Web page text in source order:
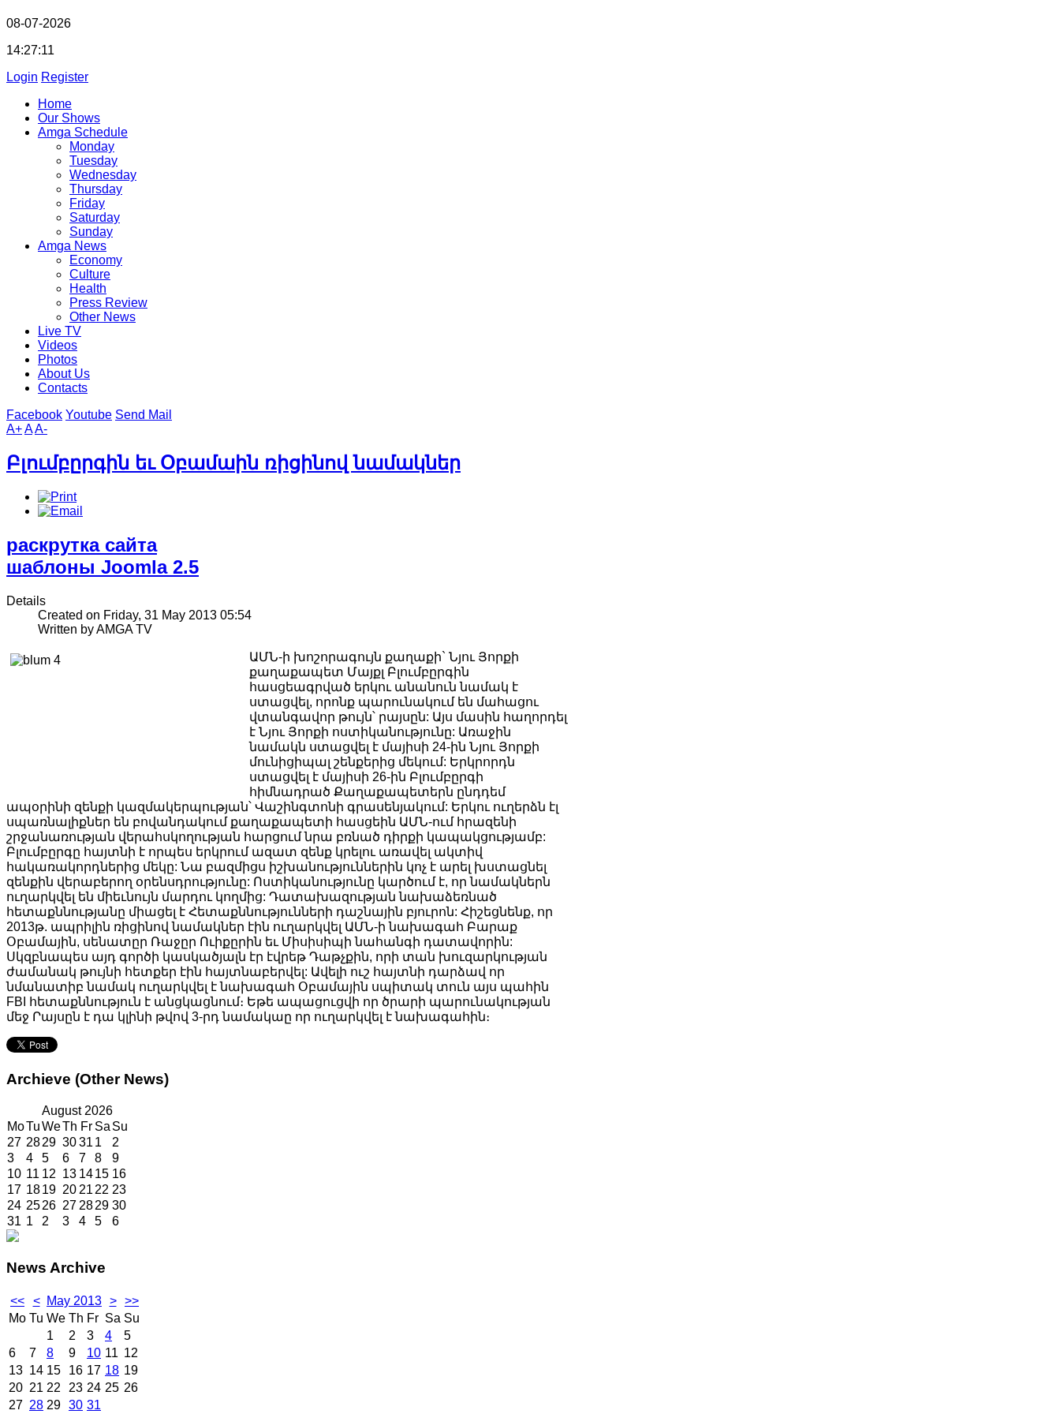
08-07-2026
14:27:11
Login Register
Home
Our Shows
Amga Schedule
Monday
Tuesday
Wednesday
Thursday
Friday
Saturday
Sunday
Amga News
Economy
Culture
Health
Press Review
Other News
Live TV
Videos
Photos
About Us
Contacts
Facebook Youtube Send Mail
A+AA-
Բլումբըրգին եւ Օբամաին ռիցինով նամակներ
раскрутка сайта
шаблоны Joomla 2.5
Details
Created on Friday, 31 May 2013 05:54
Written by AMGA TV
ԱՄՆ-ի խոշորագույն քաղաքի` Նյու Յորքի
քաղաքապետ Մայքլ Բլումբըրգին
հասցեագրված երկու անանուն նամակ է
ստացվել, որոնք պարունակում են մահացու
վտանգավոր թույն՝ րայսըն: Այս մասին հաղորդել
է Նյու Յորքի ոստիկանությունը: Առաջին
նամակն ստացվել է մայիսի 24-ին Նյու Յորքի
մունիցիպալ շենքերից մեկում: Երկրորդն
ստացվել է մայիսի 26-ին Բլումբըրգի
հիմնադրած Քաղաքապետերն ընդդեմ
ապօրինի զենքի կազմակերպության՝ Վաշինգտոնի գրասենյակում: Երկու ուղերձն էլ
սպառնալիքներ են բովանդակում քաղաքապետի հասցեին ԱՄՆ-ում հրազենի
շրջանառության վերահսկողության հարցում նրա բռնած դիրքի կապակցությամբ:
Բլումբըրգը հայտնի է որպես երկրում ազատ զենք կրելու առավել ակտիվ
հակառակորդներից մեկը: Նա բազմիցս իշխանություններին կոչ է արել խստացնել
զենքին վերաբերող օրենսդրությունը: Ոստիկանությունը կարծում է, որ նամակներն
ուղարկվել են միեւնույն մարդու կողմից: Դատախազության նախաձեռնած
հետաքննությանը միացել է Հետաքննությունների դաշնային բյուրոն: Հիշեցնենք, որ
2013թ. ապրիլին ռիցինով նամակներ էին ուղարկվել ԱՄՆ-ի նախագահ Բարաք
Օբամային, սենատըր Ռաջըր Ուիքըրին եւ Միսիսիպի նահանգի դատավորին:
Սկզբնապես այդ գործի կասկածյալն էր էվրեթ Դաթչքին, որի տան խուզարկության
ժամանակ թույնի հետքեր էին հայտնաբերվել: Ավելի ուշ հայտնի դարձավ որ
նմանատիբ նամակ ուղարկվել է նախագահ Օբամային սպիտակ տուն այս պահին
FBI հետաքննություն է անցկացնում։ Եթե ապացուցվի որ ծրարի պարունակության
մեջ Րայսըն է դա կլինի թվով 3-րդ նամակաը որ ուղարկվել է նախագահին։
Archieve (Other News)
August 2026
MoTuWeTh Fr Sa Su
27 2829 3031 1
2
3
4 5 6 7 8
9
10 11 12 13 1415 16
17 1819 20 21 22 23
24 2526 27 2829 30
31 1 2 3 4 5 6
News Archive
<< < May 2013 >
>>
Mo Tu We Th Fr Sa Su
1
2 3 4
5
6
7 8 9 10 11 12
13 14 15 16 17 18 19
20 21 22 23 24 25 26
27 28 29 30 31